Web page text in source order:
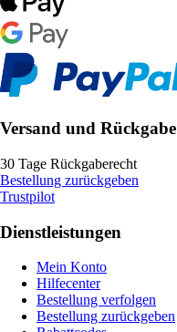
Versand und Rückgabe
30 Tage Rückgaberecht
Bestellung zurückgeben
Trustpilot
Dienstleistungen
Mein Konto
Hilfecenter
Bestellung verfolgen
Bestellung zurückgeben